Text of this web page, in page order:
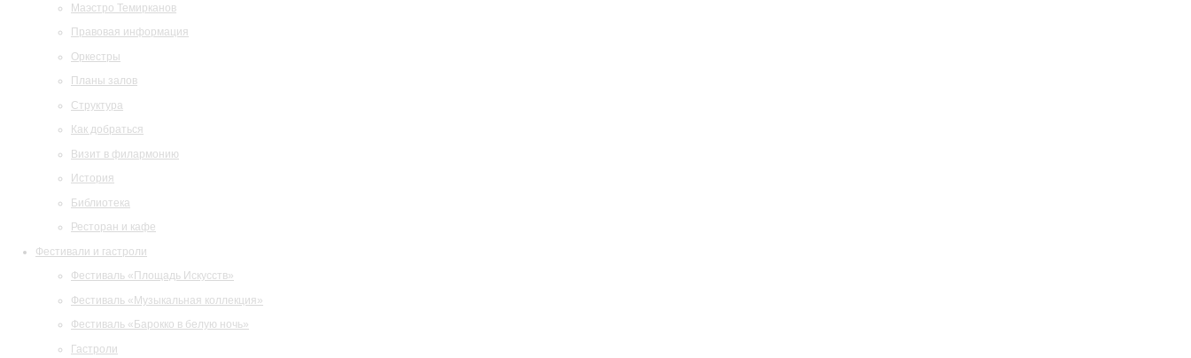
Маэстро Темирканов
Правовая информация
Оркестры
Планы залов
Структура
Как добраться
Визит в филармонию
История
Библиотека
Ресторан и кафе
Фестивали и гастроли
Фестиваль «Площадь Искусств»
Фестиваль «Музыкальная коллекция»
Фестиваль «Барокко в белую ночь»
Гастроли